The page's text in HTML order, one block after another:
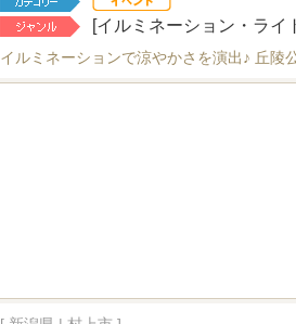
[イルミネーション・ライ
イルミネーションで涼やかさを演出♪ 丘陵